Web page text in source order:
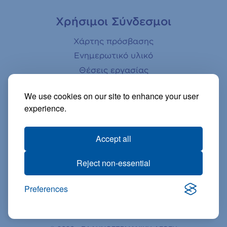
We use cookies on our site to enhance your user
experience.
Accept all
Reject non-essential
Preferences
Χρήσιμοι Σύνδεσμοι
Χάρτης πρόσβασης
Ενημερωτικό υλικό
Θέσεις εργασίας
Ενημέρωση γονέων
Βιβλιοθήκη
Ηλεκτρονικό κατάστημα